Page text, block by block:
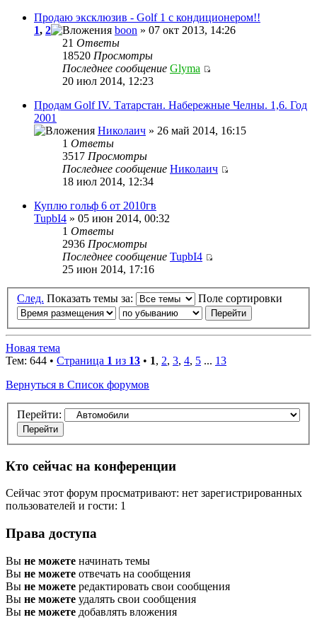
Продаю эксклюзив - Golf 1 с кондиционером!!
1, 2 boon » 07 окт 2013, 14:26
21 Ответы
18520 Просмотры
Последнее сообщение Glyma
20 июл 2014, 12:23
Продам Golf IV. Татарстан. Набережные Челны. 1,6. Год
2001
Николаич » 26 май 2014, 16:15
1 Ответы
3517 Просмотры
Последнее сообщение Николаич
18 июл 2014, 12:34
Куплю гольф 6 от 2010гв
TupbI4 » 05 июн 2014, 00:32
1 Ответы
2936 Просмотры
Последнее сообщение TupbI4
25 июн 2014, 17:16
След. Показать темы за: Поле сортировки
Новая тема
Тем: 644 • Страница 1 из 13 • 1, 2, 3, 4, 5 ... 13
Вернуться в Список форумов
Перейти:
Кто сейчас на конференции
Сейчас этот форум просматривают: нет зарегистрированных
пользователей и гости: 1
Права доступа
Вы не можете начинать темы
Вы не можете отвечать на сообщения
Вы не можете редактировать свои сообщения
Вы не можете удалять свои сообщения
Вы не можете добавлять вложения